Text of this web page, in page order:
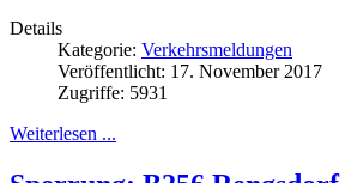
Details
Kategorie: Verkehrsmeldungen
Veröffentlicht: 17. November 2017
Zugriffe: 5931
Weiterlesen ...